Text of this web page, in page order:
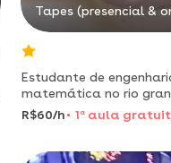
Tapes (presencial &
Estudante de
matemática no rio
R$60/h
1 a aula